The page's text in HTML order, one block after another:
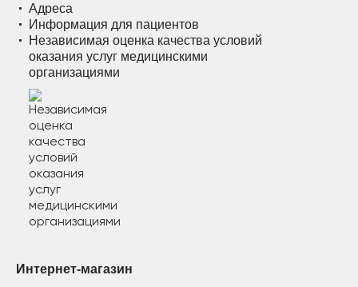
Адреса
Информация для пациентов
Независимая оценка качества условий
оказания услуг медицинскими
организациями
Интернет-магазин